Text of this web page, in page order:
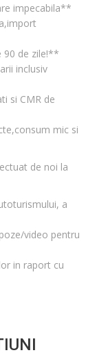
impecabila**
90 de zile!**
inclusiv
si CMR de
mic si
de noi la
a
video pentru
in raport cu